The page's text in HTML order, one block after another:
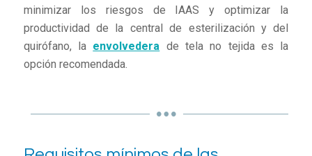
minimizar los riesgos de IAAS y optimizar la
productividad de la central de esterilización y del
quirófano, la envolvedera de tela no tejida es la
opción recomendada.